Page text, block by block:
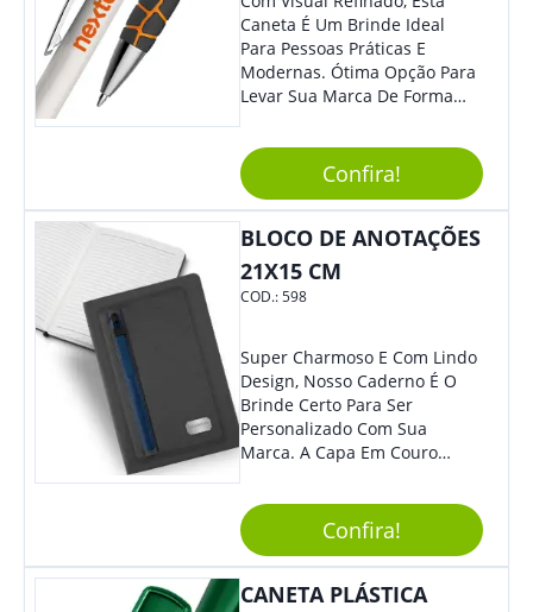
Caneta É Um Brinde Ideal
Para Pessoas Práticas E
Modernas. Ótima Opção Para
Levar Sua Marca De Forma
Sua Empresa Em Eventos,
Reuniões Corporativas Ou Até
Mesmo Para Presentear
Colaboradores E Parceiros De
Sua Empresa.
Confira!
BLOCO DE ANOTAÇÕES
21X15 CM
COD.:598
Super Charmoso E Com Lindo
Design, Nosso Caderno É O
Brinde Certo Para Ser
Personalizado Com Sua
Marca. A Capa Em Couro
Elástico Permite Maior
Segurança Ao Carregá-Lo.
Ofereça A Seus Clientes E
Colaboradores, Sem Dúvidas
Eles Irão Adorar.
Confira!
CANETA PLÁSTICA